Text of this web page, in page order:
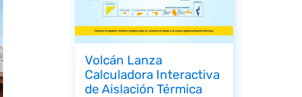
Volcán Lanza
Calculadora Interactiva
de Aislación Térmica